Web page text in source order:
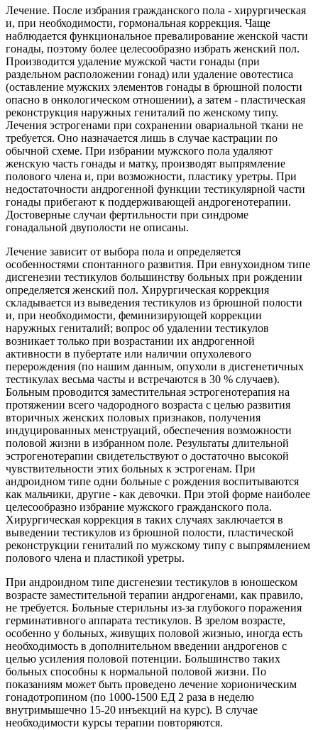
Лечение. После избрания гражданского пола - хирургическая
и, при необходимости, гормональная коррекция. Чаще
наблюдается функциональное превалирование женской части
гонады, поэтому более целесообразно избрать женский пол.
Производится удаление мужской части гонады (при
раздельном расположении гонад) или удаление овотестиса
(оставление мужских элементов гонады в брюшной полости
опасно в онкологическом отношении), а затем - пластическая
реконструкция наружных гениталий по женскому типу.
Лечения эстрогенами при сохранении овариальной ткани не
требуется. Оно назначается лишь в случае кастрации по
обычной схеме. При избрании мужского пола удаляют
женскую часть гонады и матку, производят выпрямление
полового члена и, при возможности, пластику уретры. При
недостаточности андрогенной функции тестикулярной части
гонады прибегают к поддерживающей андрогенотерапии.
Достоверные случаи фертильности при синдроме
гонадальной двуполости не описаны.
Лечение зависит от выбора пола и определяется
особенностями спонтанного развития. При евнухоидном типе
дисгенезии тестикулов большинству больных при рождении
определяется женский пол. Хирургическая коррекция
складывается из выведения тестикулов из брюшной полости
и, при необходимости, феминизирующей коррекции
наружных гениталий; вопрос об удалении тестикулов
возникает только при возрастании их андрогенной
активности в пубертате или наличии опухолевого
перерождения (по нашим данным, опухоли в дисгенетичных
тестикулах весьма часты и встречаются в 30 % случаев).
Больным проводится заместительная эстрогенотерапия на
протяжении всего чадородного возраста с целью развития
вторичных женских половых признаков, получения
индуцированных менструаций, обеспечения возможности
половой жизни в избранном поле. Результаты длительной
эстрогенотерапии свидетельствуют о достаточно высокой
чувствительности этих больных к эстрогенам. При
андроидном типе одни больные с рождения воспитываются
как мальчики, другие - как девочки. При этой форме наиболее
целесообразно избрание мужского гражданского пола.
Хирургическая коррекция в таких случаях заключается в
выведении тестикулов из брюшной полости, пластической
реконструкции гениталий по мужскому типу с выпрямлением
полового члена и пластикой уретры.
При андроидном типе дисгенезии тестикулов в юношеском
возрасте заместительной терапии андрогенами, как правило,
не требуется. Больные стерильны из-за глубокого поражения
герминативного аппарата тестикулов. В зрелом возрасте,
особенно у больных, живущих половой жизнью, иногда есть
необходимость в дополнительном введении андрогенов с
целью усиления половой потенции. Большинство таких
больных способны к нормальной половой жизни. По
показаниям может быть проведено лечение хорионическим
гонадотропином (по 1000-1500 ЕД 2 раза в неделю
внутримышечно 15-20 инъекций на курс). В случае
необходимости курсы терапии повторяются.